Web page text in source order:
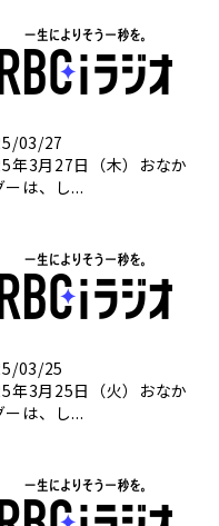
03/27
年3月27日（木）おなか
ーは、し...
03/25
年3月25日（火）おなか
ーは、し...